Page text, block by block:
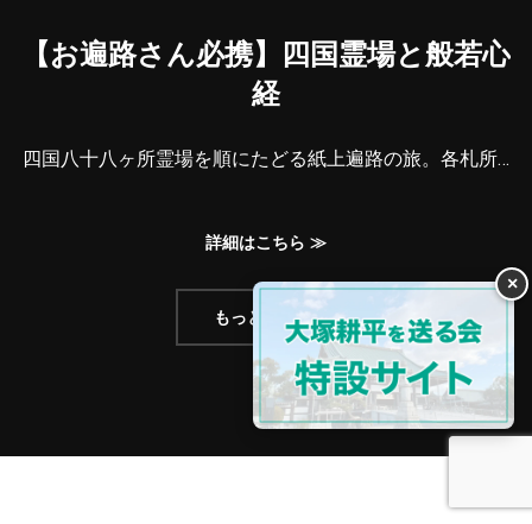
【お遍路さん必携】四国霊場と般若心
経
四国八十八ヶ所霊場を順にたどる紙上遍路の旅。各札所…
詳細はこちら ≫
もっと見る ≫
×